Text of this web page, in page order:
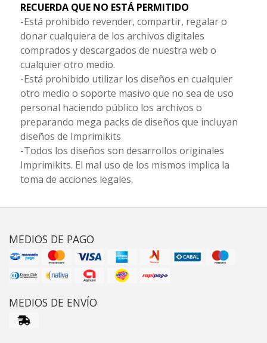
RECUERDA QUE NO ESTÁ PERMITIDO
-Está prohibido revender, compartir, regalar o
donar cualquiera de los archivos digitales
comprados y descargados de nuestra web o
cualquier otro medio.
-Está prohibido utilizar los diseños en cualquier
otro medio o soporte masivo que no sea de uso
personal haciendo público los archivos o
preparando mega packs de diseños que incluyan
diseños de Imprimikits
-Todos los diseños son desarrollos originales
Imprimikits. El mal uso de los mismos implica la
toma de acciones legales.
MEDIOS DE PAGO
MEDIOS DE ENVÍO